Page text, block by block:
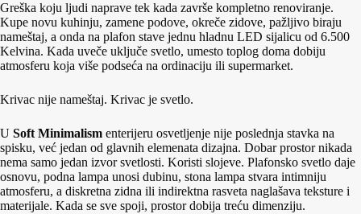
Greška koju ljudi naprave tek kada završe kompletno renoviranje.
Kupe novu kuhinju, zamene podove, okreče zidove, pažljivo biraju
nameštaj, a onda na plafon stave jednu hladnu LED sijalicu od 6.500
Kelvina. Kada uveče uključe svetlo, umesto toplog doma dobiju
atmosferu koja više podseća na ordinaciju ili supermarket.
Krivac nije nameštaj. Krivac je svetlo.
U Soft Minimalism enterijeru osvetljenje nije poslednja stavka na
spisku, već jedan od glavnih elemenata dizajna. Dobar prostor nikada
nema samo jedan izvor svetlosti. Koristi slojeve. Plafonsko svetlo daje
osnovu, podna lampa unosi dubinu, stona lampa stvara intimniju
atmosferu, a diskretna zidna ili indirektna rasveta naglašava teksture i
materijale. Kada se sve spoji, prostor dobija treću dimenziju.